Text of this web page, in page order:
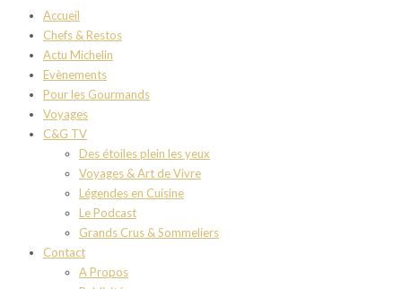
Accueil
Chefs & Restos
Actu Michelin
Evènements
Pour les Gourmands
Voyages
C&G TV
Des étoiles plein les yeux
Voyages & Art de Vivre
Légendes en Cuisine
Le Podcast
Grands Crus & Sommeliers
Contact
A Propos